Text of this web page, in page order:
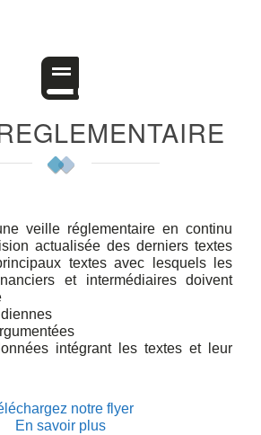
veille réglementaire en continu
actualisée des derniers textes
textes avec lesquels les
et intermédiaires doivent
intégrant les textes et leur
notre flyer
En savoir plus